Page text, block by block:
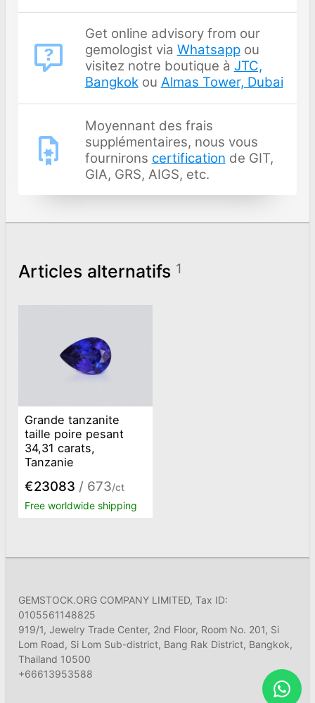
Get online advisory from our
gemologist via Whatsappou
visitez notre boutique à JTC,
Bangkokou Almas Tower, Dubai
Moyennant des frais
supplémentaires, nous vous
fournirons certification de GIT,
GIA, GRS, AIGS, etc.
Articles alternatifs 1
Grande tanzanite
taille poire pesant
34,31 carats,
Tanzanie
€23083 / 673/ct
Free worldwide shipping
GEMSTOCK.ORG COMPANY LIMITED, Tax ID:
0105561148825
919/1, Jewelry Trade Center, 2nd Floor, Room No. 201, Si
Lom Road, Si Lom Sub-district, Bang Rak District, Bangkok,
Thailand 10500
+66613953588